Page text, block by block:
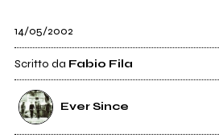
14/05/2002
Scritto da Fabio Fila
Ever Since